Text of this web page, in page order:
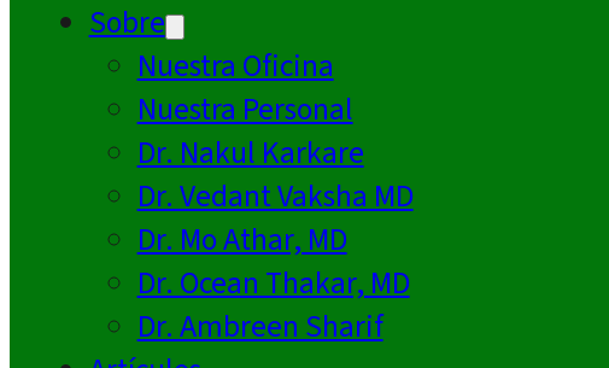
Sobre
Nuestra Oficina
Nuestra Personal
Dr. Nakul Karkare
Dr. Vedant Vaksha MD
Dr. Mo Athar, MD
Dr. Ocean Thakar, MD
Dr. Ambreen Sharif